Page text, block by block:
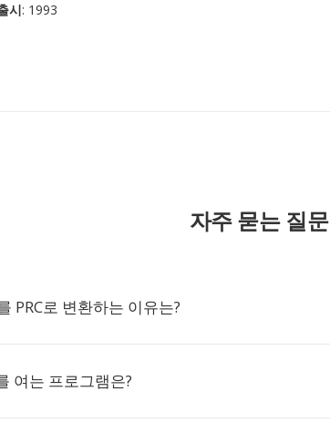
시: 1993
자주 묻는 질문
PRC로 변환하는 이유는?
여는 프로그램은?